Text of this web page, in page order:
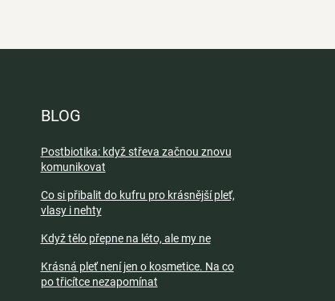
BLOG
Postbiotika: když střeva začnou znovu
komunikovat
Co si přibalit do kufru pro krásnější pleť,
vlasy i nehty
Když tělo přepne na léto, ale my ne
Krásná pleť není jen o kosmetice. Na co
po třicítce nezapomínat